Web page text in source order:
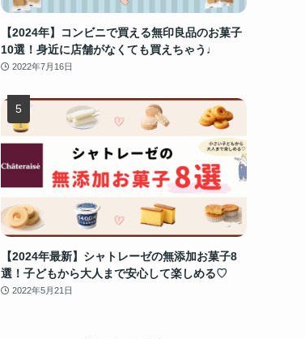
【2024年】コンビニで買える無印良品のお菓子
10選！身近に店舗がなくても買えちゃう♩
2022年7月16日
【2024年最新】シャトレーゼの無添加お菓子8
選！子どもから大人まで安心して楽しめる♡
2022年5月21日